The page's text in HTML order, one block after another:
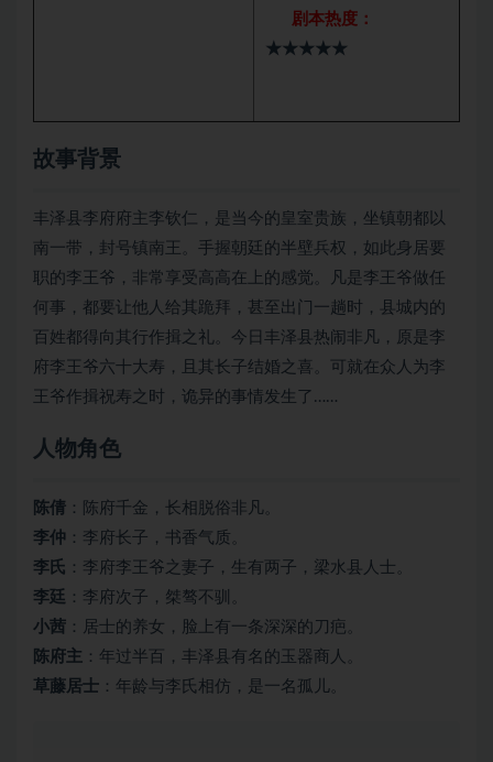
剧本热度：
★★★★★
故事背景
丰泽县李府府主李钦仁，是当今的皇室贵族，坐镇朝都以
南一带，封号镇南王。手握朝廷的半壁兵权，如此身居要
职的李王爷，非常享受高高在上的感觉。凡是李王爷做任
何事，都要让他人给其跪拜，甚至出门一趟时，县城内的
百姓都得向其行作揖之礼。今日丰泽县热闹非凡，原是李
府李王爷六十大寿，且其长子结婚之喜。可就在众人为李
王爷作揖祝寿之时，诡异的事情发生了……
人物角色
陈倩 ：陈府千金，长相脱俗非凡。
李仲 ：李府长子，书香气质。
李氏 ：李府李王爷之妻子，生有两子，梁水县人士。
李廷 ：李府次子，桀骜不驯。
小茜 ：居士的养女，脸上有一条深深的刀疤。
陈府主 ：年过半百，丰泽县有名的玉器商人。
草藤居士 ：年龄与李氏相仿，是一名孤儿。